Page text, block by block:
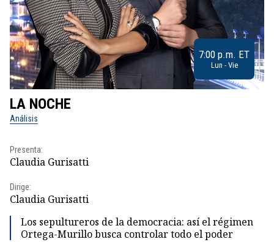
7:00 p.m. ET
Lun - Vie
LA NOCHE
Análisis
Presenta:
Claudia Gurisatti
Dirige:
Claudia Gurisatti
Los sepultureros de la democracia: así el régimen
Ortega-Murillo busca controlar todo el poder